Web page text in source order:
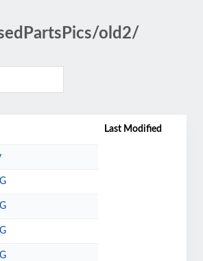
old2/
Last Modified